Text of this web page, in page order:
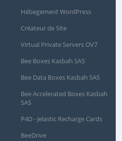
Hébegement WordPress
Créateur de Site
Virtual Private Servers OV7
Bee Boxes Kasbah SAS
Bee Data Boxes Kasbah SAS
Bee Accelerated Boxes Kasbah
SAS
P4D - Jelastic Recharge Cards
BeeDrive